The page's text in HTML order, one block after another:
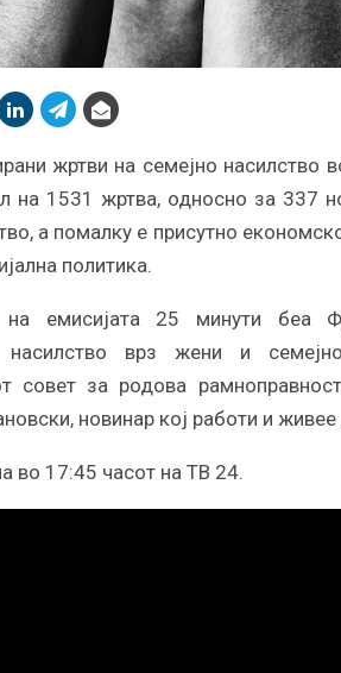
жртви на семејно насилство
на 1531 жртва, односно за 337
а помалку е присутно
политика.
на емисијата 25 минути беа
врз жени и
совет за родова
новинар кој работи и
во 17:45 часот на ТВ 24.